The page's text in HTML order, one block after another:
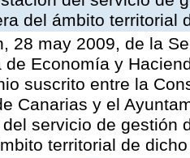
del ámbito territorial
28 may 2009, de la
de Economía y
suscrito entre la
Canarias y el
servicio de gestión
territorial de